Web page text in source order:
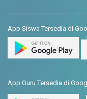
App Siswa Tersedia di
App Guru Tersedia di